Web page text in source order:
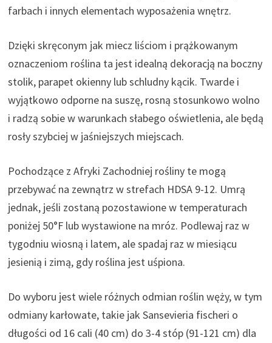
farbach i innych elementach wyposażenia wnętrz.
Dzięki skręconym jak miecz liściom i prążkowanym
oznaczeniom roślina ta jest idealną dekoracją na boczny
stolik, parapet okienny lub schludny kącik. Twarde i
wyjątkowo odporne na suszę, rosną stosunkowo wolno
i radzą sobie w warunkach słabego oświetlenia, ale będą
rosły szybciej w jaśniejszych miejscach.
Pochodzące z Afryki Zachodniej rośliny te mogą
przebywać na zewnątrz w strefach HDSA 9-12. Umrą
jednak, jeśli zostaną pozostawione w temperaturach
poniżej 50°F lub wystawione na mróz. Podlewaj raz w
tygodniu wiosną i latem, ale spadaj raz w miesiącu
jesienią i zimą, gdy roślina jest uśpiona.
Do wyboru jest wiele różnych odmian roślin węży, w tym
odmiany karłowate, takie jak Sansevieria fischeri o
długości od 16 cali (40 cm) do 3-4 stóp (91-121 cm) dla